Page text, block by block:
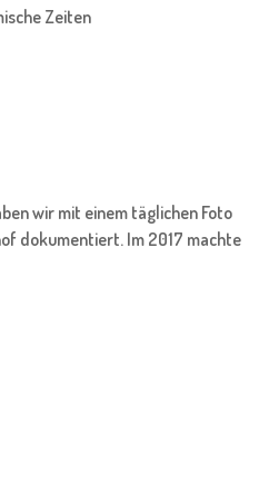
Zeiten
wir mit einem täglichen Foto
dokumentiert. Im 2017 machte